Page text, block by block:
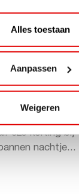
Alles toestaan
Aanpassen
Weigeren
Deal: 20%
€25 korting bij
nachtje...